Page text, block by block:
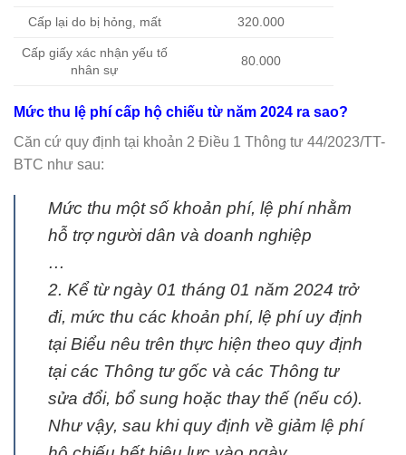
Cấp lại do bị hỏng, mất 320.000
Cấp giấy xác nhận yếu tố
nhân sự
80.000
Mức thu lệ phí cấp hộ chiếu từ năm 2024 ra sao?
Căn cứ quy định tại khoản 2 Điều 1 Thông tư 44/2023/TT-
BTC như sau:
Mức thu một số khoản phí, lệ phí nhằm
hỗ trợ người dân và doanh nghiệp
…
2. Kể từ ngày 01 tháng 01 năm 2024 trở
đi, mức thu các khoản phí, lệ phí uy định
tại Biểu nêu trên thực hiện theo quy định
tại các Thông tư gốc và các Thông tư
sửa đổi, bổ sung hoặc thay thế (nếu có).
Như vậy, sau khi quy định về giảm lệ phí